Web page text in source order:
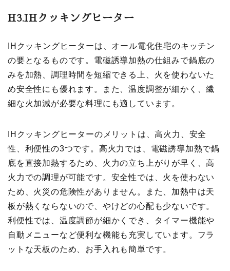
H3.IHクッキングヒーター
IHクッキングヒーターは、オール電化住宅のキッチン
の要となるものです。電磁誘導加熱の仕組みで鍋底の
みを加熱、調理時間を短縮できる上、火を使わないた
め安全性にも優れます。また、温度調整が細かく、繊
細な火加減が必要な料理にも適しています。
IHクッキングヒーターのメリットは、高火力、安全
性、利便性の3つです。高火力では、電磁誘導加熱で鍋
底を直接加熱するため、火力の立ち上がりが早く、高
火力での調理が可能です。安全性では、火を使わない
ため、火災の危険性がありません。また、加熱中は天
板が熱くならないので、やけどの心配も少ないです。
利便性では、温度調節が細かくでき、タイマー機能や
自動メニューなど便利な機能も充実しています。フラ
ットな天板のため、お手入れも簡単です。